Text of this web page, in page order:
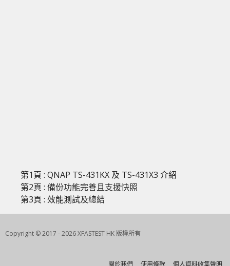
第1頁 : QNAP TS-431KX 及 TS-431X3 介紹
第2頁 : 備份功能完善且支援快照
第3頁 : 效能測試及總結
Copyright © 2017 - 2026 XFASTEST HK 版權所有
關於我們 使用條款 個人資料收集聲明